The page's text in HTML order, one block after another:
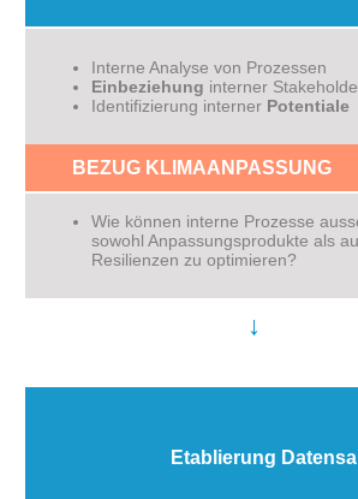
Interne Analyse von Prozessen
Einbeziehung interner
Identifizierung interner Potentiale
BEZUG KLIMAANPASSUNG
Wie können interne Prozesse
sowohl Anpassungsprodukte als
Resilienzen zu optimieren?
↓
Etablierung